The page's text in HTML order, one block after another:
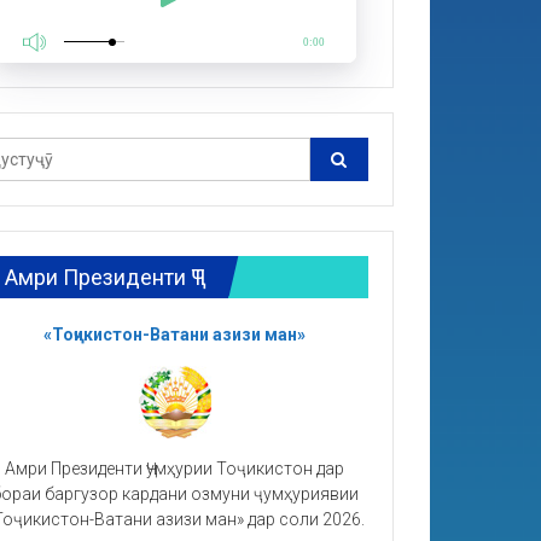
0:00
Амри Президенти ҶТ
«Тоҷикистон-Ватани азизи ман»
Амри Президенти Ҷумҳурии Тоҷикистон дар
баргузор кардани озмуни ҷумҳуриявии
Ватани азизи ман» дар соли 2026.